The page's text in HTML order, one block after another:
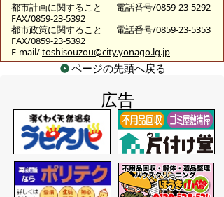
都市計画に関すること
電話番号/0859-23-5292
FAX/0859-23-5392
都市政策に関すること
電話番号/0859-23-5353
FAX/0859-23-5392
E-mail/toshisouzou@city.yonago.lg.jp
ページの先頭へ戻る
広告